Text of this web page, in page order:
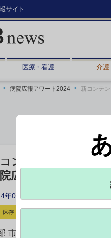
サイト
医療・看護 介護
病院広報アワード2024 新コンテ
ンテンツを続々追
広報アワード2024
年05月03日 05:03
保存
市立 病院 事務部 経営